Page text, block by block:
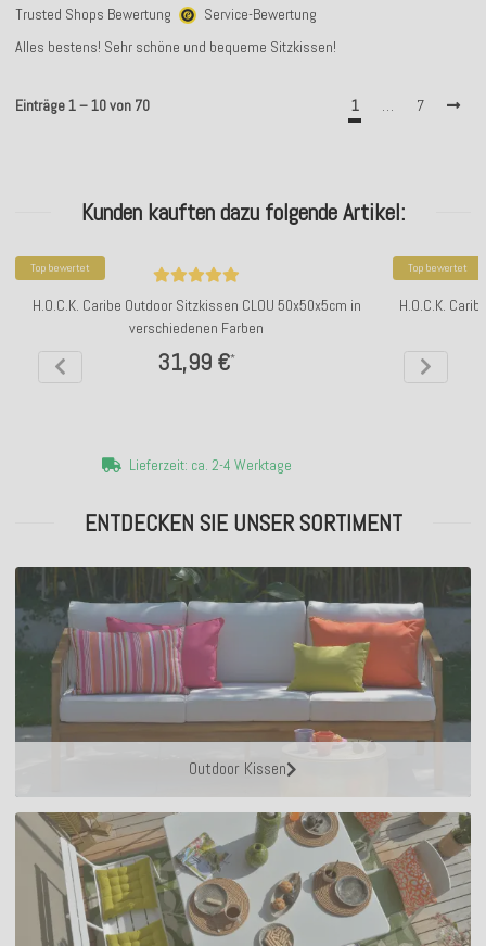
Trusted Shops Bewertung
Service-Bewertung
Alles bestens! Sehr schöne und bequeme Sitzkissen!
Einträge 1 – 10 von 70 1 7
Kunden kauften dazu folgende Artikel:
Top bewertet
H.O.C.K. Caribe Outdoor Sitzkissen CLOU 50x50x5cm in
verschiedenen Farben
31,99 €*
Lieferzeit: ca. 2-4 Werktage
Top bewertet
H.O.C.K.
ENTDECKEN SIE UNSER SORTIMENT
Outdoor Kissen